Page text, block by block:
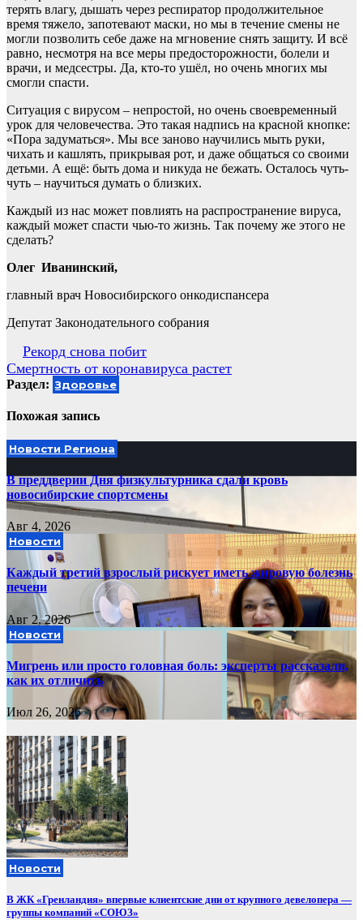
терять влагу, дышать через респиратор продолжительное
время тяжело, запотевают маски, но мы в течение смены не
могли позволить себе даже на мгновение снять защиту. И всё
равно, несмотря на все меры предосторожности, болели и
врачи, и медсестры. Да, кто-то ушёл, но очень многих мы
смогли спасти.
Ситуация с вирусом – непростой, но очень своевременный
урок для человечества. Это такая надпись на красной кнопке:
«Пора задуматься». Мы все заново научились мыть руки,
чихать и кашлять, прикрывая рот, и даже общаться со своими
детьми. А ещё: быть дома и никуда не бежать. Осталось чуть-
чуть – научиться думать о близких.
Каждый из нас может повлиять на распространение вируса,
каждый может спасти чью-то жизнь. Так почему же этого не
сделать?
Олег Иванинский,
главный врач Новосибирского онкодиспансера
Депутат Законодательного собрания
Навигация
по
записям
Рекорд снова побит
Смертность от коронавируса растет
Раздел: Здоровье
Похожая запись
Новости Региона
В преддверии Дня физкультурника сдали кровь
новосибирские спортсмены
Авг 4, 2026
Новости
Каждый третий взрослый рискует иметь жировую болезнь
печени
Авг 2, 2026
Новости
Мигрень или просто головная боль: эксперты рассказали,
как их отличить
Июл 26, 2026
Новости
В ЖК «Гренландия» впервые клиентские дни от крупного девелопера —
группы компаний «СОЮЗ»